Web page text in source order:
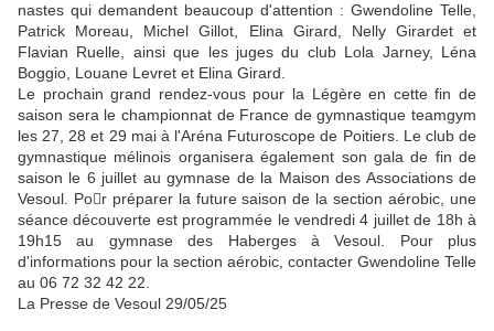
nastes qui demandent beaucoup d'attention : Gwendoline Telle,
Patrick Moreau, Michel Gillot, Elina Girard, Nelly Girardet et
Flavian Ruelle, ainsi que les juges du club Lola Jarney, Léna
Boggio, Louane Levret et Elina Girard.
Le prochain grand rendez-vous pour la Légère en cette fin de
saison sera le champion­nat de France de gymnastique teamgym
les 27, 28 et 29 mai à l'Aréna Futuroscope de Poitiers. Le club de
gymnastique méli­nois organisera également son gala de fin de
saison le 6 juillet au gymnase de la Maison des Associations de
Vesoul. Po􀁔r préparer la future saison de la section aérobic, une
séance dé­couverte est programmée le ven­dredi 4 juillet de 18h à
19h15 au gymnase des Haberges à Vesoul. Pour plus
d'informations pour la section aérobic, contacter Gwendoline Telle
au 06 72 32 42 22.
La Presse de Vesoul 29/05/25